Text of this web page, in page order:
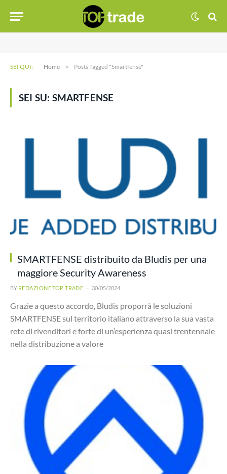
SEI QUI: Home » Posts Tagged "Smartfense"
SEI SU: SMARTFENSE
SMARTFENSE distribuito da Bludis per una
maggiore Security Awareness
BY REDAZIONE TOP TRADE 30/05/2024
Grazie a questo accordo, Bludis proporrà le soluzioni
SMARTFENSE sul territorio italiano attraverso la sua vasta
rete di rivenditori e forte di un’esperienza quasi trentennale
nella distribuzione a valore